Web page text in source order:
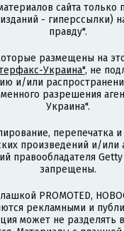
сайта только
- гиперссылки)
правду".
размещены на
Украина", не
и/или
разрешения
Украина".
перепечатка
произведений и/или
правообладателя
запрещены.
PROMOTED,
рекламными и
может не разделять